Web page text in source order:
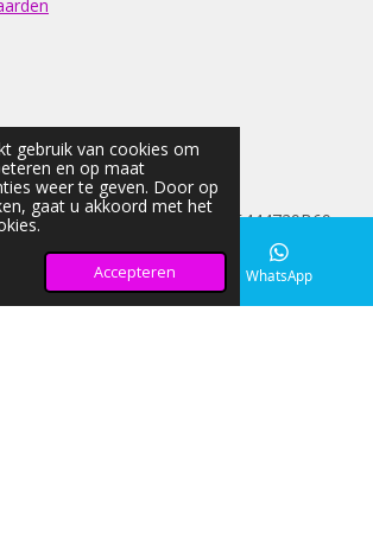
gebruik van cookies om
en op maat
weer te geven. Door op
gaat u akkoord met het
Accepteren
KVK: 42033026 BTW:NL005444729B69
website zijn Inclusief BTW
Instagram WhatsApp